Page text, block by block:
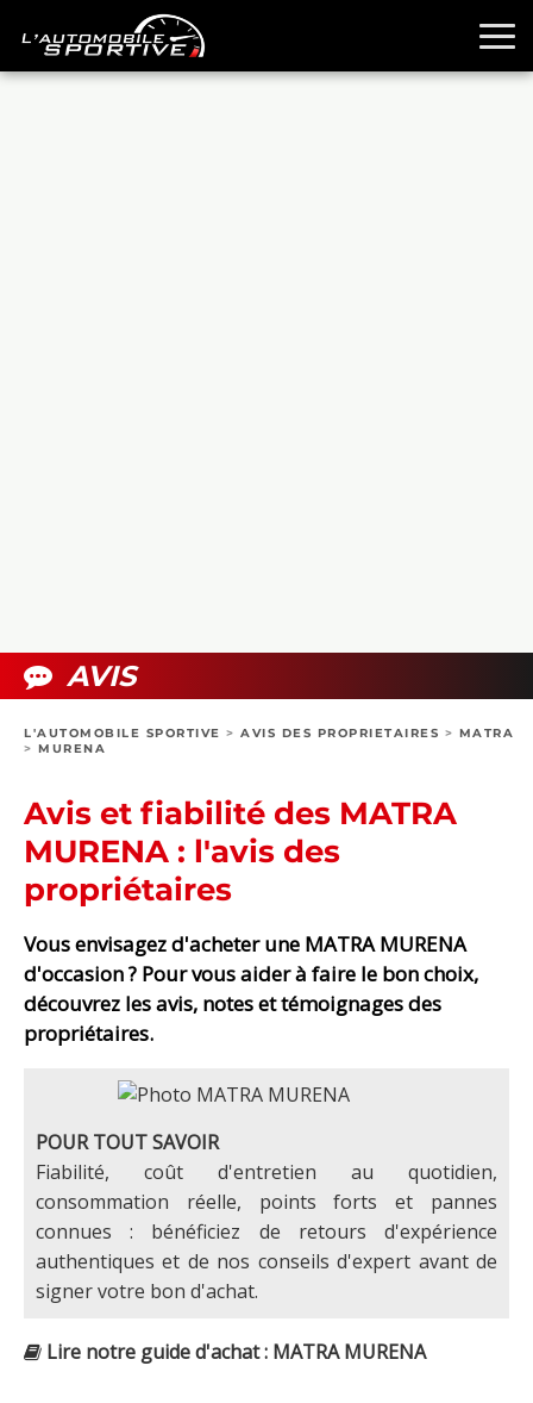
BOUTIQUE
AVIS
L'AUTOMOBILE SPORTIVE > AVIS DES PROPRIETAIRES > MATRA
> MURENA
Avis et fiabilité des MATRA
MURENA : l'avis des
propriétaires
Vous envisagez d'acheter une MATRA MURENA
d'occasion ? Pour vous aider à faire le bon choix,
découvrez les avis, notes et témoignages des
propriétaires.
POUR TOUT SAVOIR
Fiabilité, coût d'entretien au quotidien,
consommation réelle, points forts et pannes
connues : bénéficiez de retours d'expérience
authentiques et de nos conseils d'expert avant de
signer votre bon d'achat.
Lire notre guide d'achat : MATRA MURENA